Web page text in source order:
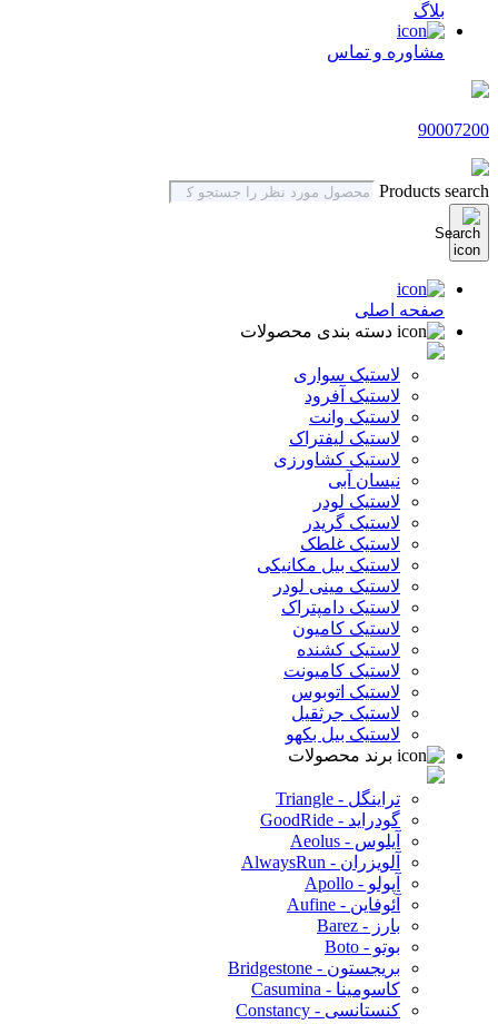
بلاگ
مشاوره و تماس
90007200
Products search
صفحه اصلی
دسته بندی محصولات
لاستیک سواری
لاستیک آفرود
لاستیک وانت
لاستیک لیفتراک
لاستیک کشاورزی
نیسان آبی
لاستیک لودر
لاستیک گریدر
لاستیک غلطک
لاستیک بیل مکانیکی
لاستیک مینی لودر
لاستیک دامپتراک
لاستیک کامیون
لاستیک کشنده
لاستیک کامیونت
لاستیک اتوبوس
لاستیک جرثقیل
لاستیک بیل بکهو
برند محصولات
تراینگل - Triangle
گودراید - GoodRide
آیلوس - Aeolus
آلویزران - AlwaysRun
آپولو - Apollo
آئوفاین - Aufine
بارز - Barez
بوتو - Boto
بریجستون - Bridgestone
کاسومینا - Casumina
کنستانسی - Constancy